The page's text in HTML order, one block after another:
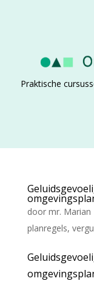
Praktische
door mr. Marian
planregels,